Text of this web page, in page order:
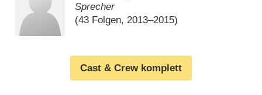
Sprecher
(43 Folgen, 2013⁠–⁠2015)
Cast & Crew komplett